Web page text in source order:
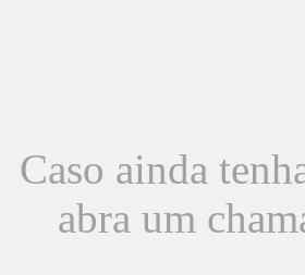
Caso ainda
abra um